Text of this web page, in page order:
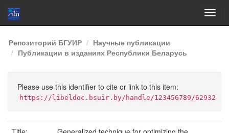
Skip
navigation
Репозиторий БГУИР
Научные публикации
Публикации в изданиях Республики Беларусь
Please use this identifier to cite or link to this item:
https://libeldoc.bsuir.by/handle/123456789/62932